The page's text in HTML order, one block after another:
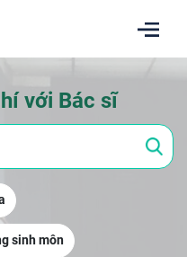
với Bác sĩ
sinh môn